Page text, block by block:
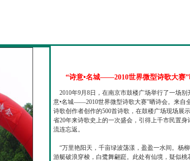
“诗意•名城——2010世界微型诗歌大赛”
2010年9月8日，在南京市鼓楼广场举行了一场别
意•名城——2010世界微型诗歌大赛”晒诗会。来自
诗歌创作者创作的500首诗歌，在鼓楼广场现场展
省20年来诗歌史上的一次盛会，引得上千市民置身
流连忘返。
“万里艳阳天，千亩绿波荡漾，盈盈一水间。杨柳
游艇破浪穿梭，白鹭舞翩跹。此处有仙境，疑似桃